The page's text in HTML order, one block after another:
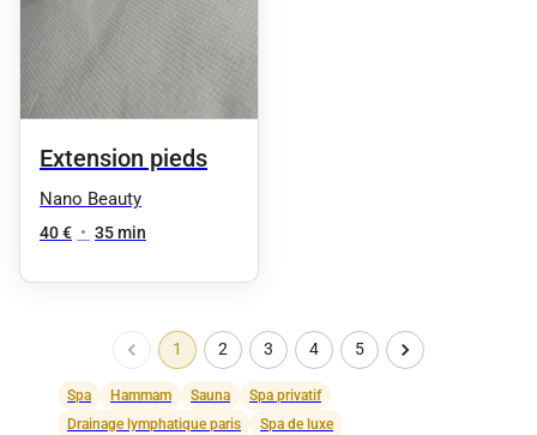
Extension pieds
Nano Beauty
40 € • 35 min
1 2 3 4 5
Spa Hammam Sauna
Spa privatif
Drainage lymphatique paris
Spa de luxe